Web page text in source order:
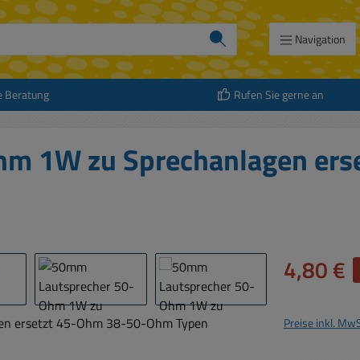
Navigation
Beratung Rufen Sie gerne an
1W zu Sprechanlagen
Verkaufspreis:
4,80 €
Preise inkl.